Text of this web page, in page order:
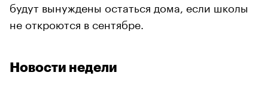
будут вынуждены остаться дома, если школы
не откроются в сентябре.
Новости недели